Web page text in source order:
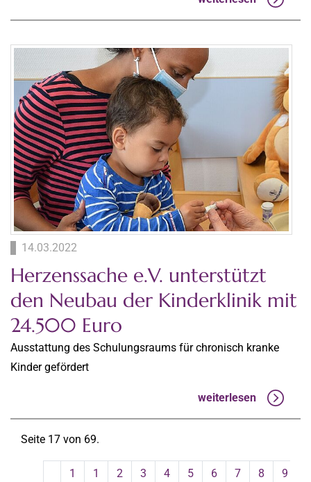
14.03.2022
Herzenssache e.V. unterstützt
den Neubau der Kinderklinik mit
24.500 Euro
Ausstattung des Schulungsraums für chronisch kranke
Kinder gefördert
weiterlesen
Seite 17 von 69.
1 1 2 3 4 5 6 7 8 9